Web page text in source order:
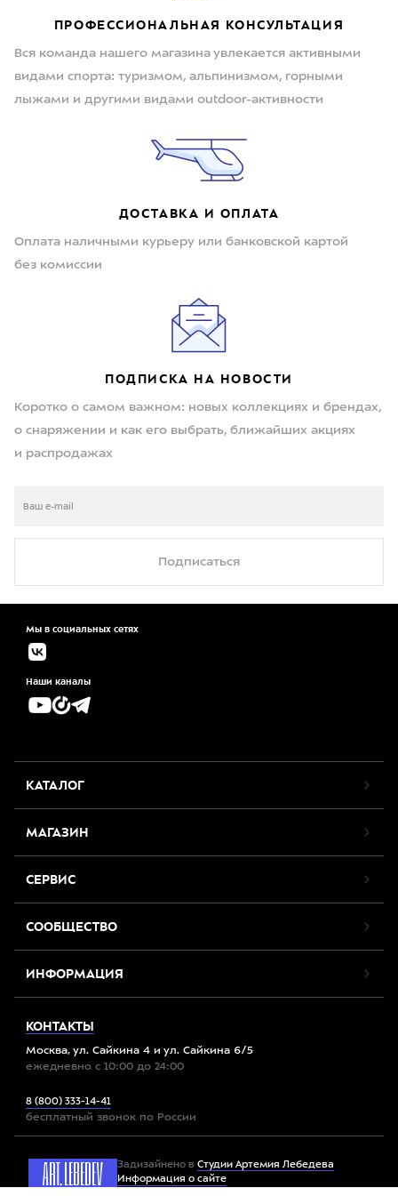
ПРОФЕССИОНАЛЬНАЯ КОНСУЛЬТАЦИЯ
Вся команда нашего магазина увлекается активными
видами спорта: туризмом, альпинизмом, горными
лыжами и другими видами outdoor-активности
ДОСТАВКА И ОПЛАТА
Оплата наличными курьеру или банковской картой
без комиссии
ПОДПИСКА НА НОВОСТИ
Коротко о самом важном: новых коллекциях и брендах,
о снаряжении и как его выбрать, ближайших акциях
и распродажах
Подписаться
Мы в социальных сетях
Наши каналы
КАТАЛОГ
МАГАЗИН
СЕРВИС
СООБЩЕСТВО
ИНФОРМАЦИЯ
КОНТАКТЫ
Москва, ул. Сайкина 4 и ул. Сайкина 6/5
ежедневно с 10:00 до 24:00
8 (800) 333-14-41
бесплатный звонок по России
Задизайнено в Студии Артемия Лебедева
Информация о сайте